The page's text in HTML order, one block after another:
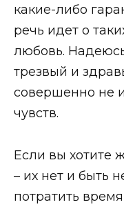
какие-либо
речь идет о
любовь.
трезвый и
совершенно не
чувств.
Если вы хотите
– их нет и быть
потратить